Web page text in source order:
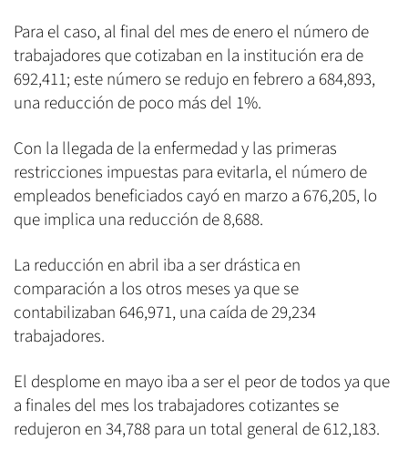
Para el caso, al final del mes de enero el número de
trabajadores que cotizaban en la institución era de
692,411; este número se redujo en febrero a 684,893,
una reducción de poco más del 1%.
Con la llegada de la enfermedad y las primeras
restricciones impuestas para evitarla, el número de
empleados beneficiados cayó en marzo a 676,205, lo
que implica una reducción de 8,688.
La reducción en abril iba a ser drástica en
comparación a los otros meses ya que se
contabilizaban 646,971, una caída de 29,234
trabajadores.
El desplome en mayo iba a ser el peor de todos ya que
a finales del mes los trabajadores cotizantes se
redujeron en 34,788 para un total general de 612,183.